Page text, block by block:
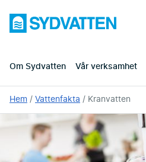
huvudinnehållet
Sydvatten
Om Sydvatten Vår verksamhet
Du
är
Hem Vattenfakta Kranvatten